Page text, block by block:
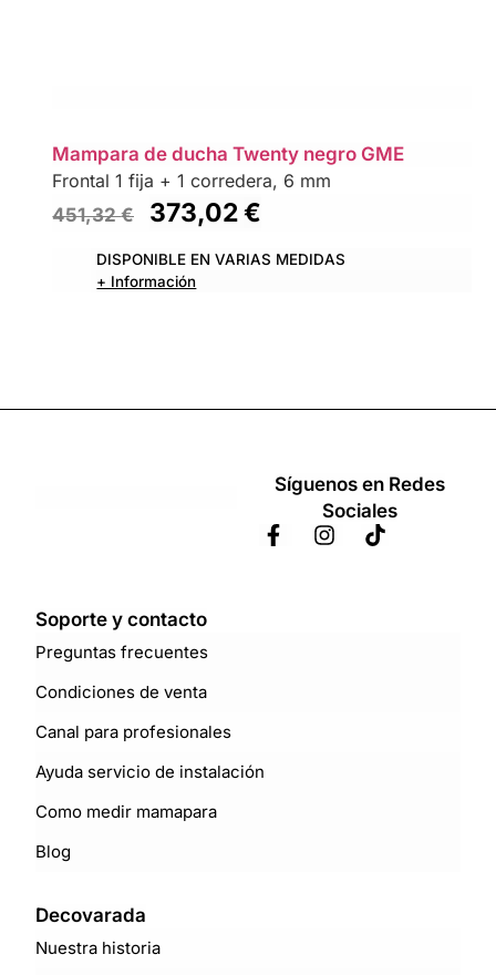
Mampara de ducha Twenty negro GME
Frontal 1 fija + 1 corredera, 6 mm
451,32€ 373,02€
DISPONIBLE EN VARIAS MEDIDAS
+ Información
Síguenos en Redes
Sociales
Soporte y contacto
Preguntas frecuentes
Condiciones de venta
Canal para profesionales
Ayuda servicio de instalación
Como medir mamapara
Blog
Decovarada
Nuestra historia